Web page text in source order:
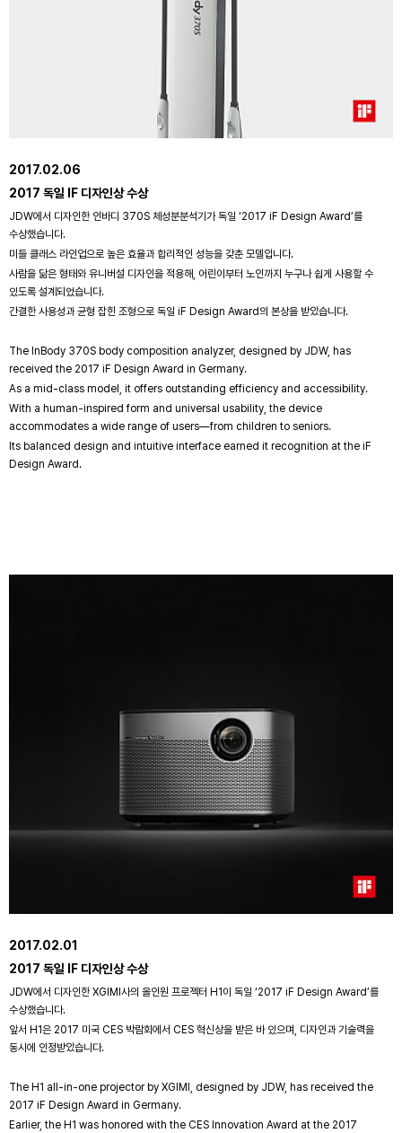
2017.02.06
2017 독일 IF 디자인상 수상
JDW에서 디자인한 인바디 370S 체성분분석기가 독일 ‘2017 iF Design Award’를
수상했습니다.
미들 클래스 라인업으로 높은 효율과 합리적인 성능을 갖춘 모델입니다.
사람을 닮은 형태와 유니버설 디자인을 적용해, 어린이부터 노인까지 누구나 쉽게 사용할 수
있도록 설계되었습니다.
간결한 사용성과 균형 잡힌 조형으로 독일 iF Design Award의 본상을 받았습니다.
The InBody 370S body composition analyzer, designed by JDW, has
received the 2017 iF Design Award in Germany.
As a mid-class model, it offers outstanding efficiency and accessibility.
With a human-inspired form and universal usability, the device
accommodates a wide range of users—from children to seniors.
Its balanced design and intuitive interface earned it recognition at the iF
Design Award.
2017.02.01
2017 독일 IF 디자인상 수상
JDW에서 디자인한 XGIMI사의 올인원 프로젝터 H1이 독일 ‘2017 iF Design Award’를
수상했습니다.
앞서 H1은 2017 미국 CES 박람회에서 CES 혁신상을 받은 바 있으며, 디자인과 기술력을
동시에 인정받았습니다.
The H1 all-in-one projector by XGIMI, designed by JDW, has received the
2017 iF Design Award in Germany.
Earlier, the H1 was honored with the CES Innovation Award at the 2017